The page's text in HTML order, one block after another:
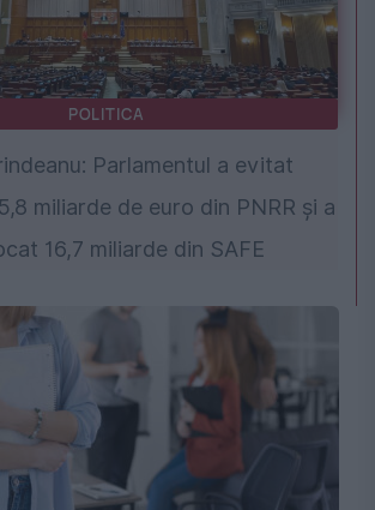
POLITICA
Parlamentul a evitat
miliarde de euro din PNRR și a
16,7 miliarde din SAFE